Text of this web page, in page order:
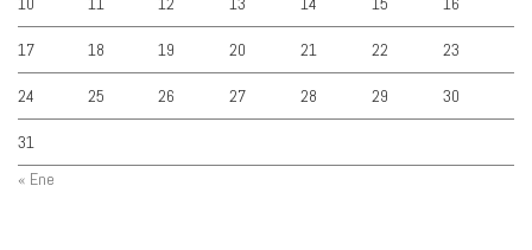
17 18 19 20 21 22 23
24 25 26 27 28 29 30
31
« Ene